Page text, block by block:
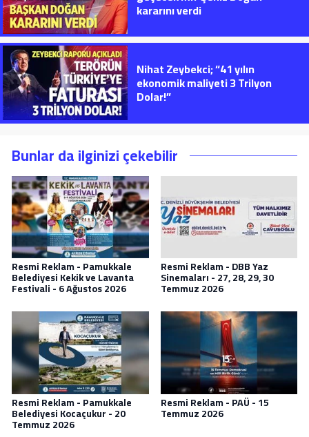
kararını verdi
Nihat Zeybekci; “41 yılın
ekonomik maliyeti 3 Trilyon
Dolar!”
Bunlar da ilginizi çekebilir
Resmi Reklam - Pamukkale
Belediyesi Kekik ve Lavanta
Festivali - 6 Ağustos 2026
Resmi Reklam - DBB Yaz
Sinemaları - 27, 28, 29, 30
Temmuz 2026
Resmi Reklam - Pamukkale
Belediyesi Kocaçukur - 20
Temmuz 2026
Resmi Reklam - PAÜ - 15
Temmuz 2026